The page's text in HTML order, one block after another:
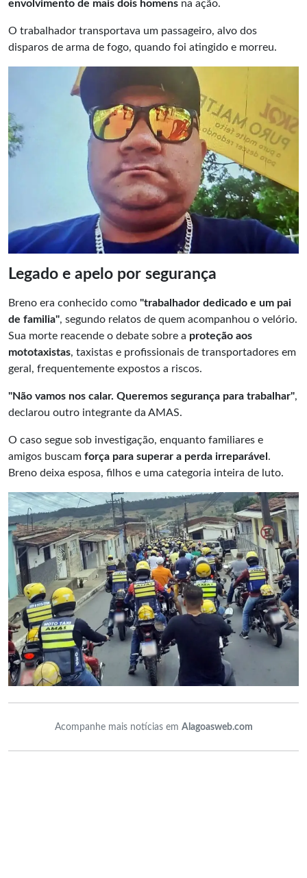
envolvimento de mais dois homens na ação.
O trabalhador transportava um passageiro, alvo dos
disparos de arma de fogo, quando foi atingido e morreu.
Legado e apelo por segurança
Breno era conhecido como "trabalhador dedicado e um pai
de familia", segundo relatos de quem acompanhou o velório.
Sua morte reacende o debate sobre a proteção aos
mototaxistas, taxistas e profissionais de transportadores em
geral, frequentemente expostos a riscos.
"Não vamos nos calar. Queremos segurança para trabalhar",
declarou outro integrante da AMAS.
O caso segue sob investigação, enquanto familiares e
amigos buscam força para superar a perda irreparável .
Breno deixa esposa, filhos e uma categoria inteira de luto.
Acompanhe mais notícias em Alagoasweb.com